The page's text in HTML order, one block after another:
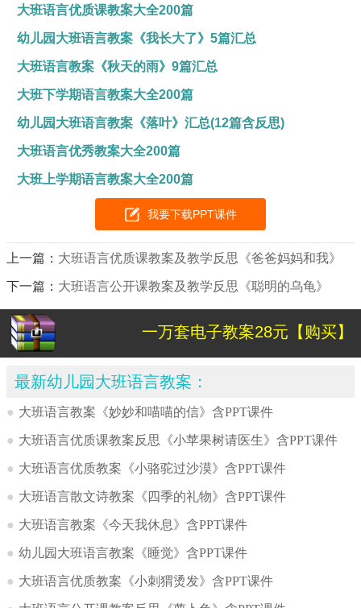
大班语言优质课教案大全200篇
幼儿园大班语言教案《我长大了》5篇汇总
大班语言教案《秋天的雨》9篇汇总
大班下学期语言教案大全200篇
幼儿园大班语言教案《落叶》汇总(12篇含反思)
大班语言优秀教案大全200篇
大班上学期语言教案大全200篇
我要下载PPT课件
上一篇： 大班语言优质课教案及教学反思《爸爸妈妈和我》
下一篇： 大班语言公开课教案及教学反思《聪明的乌龟》
一万套电子教案28元【购买】
最新幼儿园大班语言教案：
● 大班语言教案《妙妙和喵喵的信》含PPT课件
● 大班语言优质课教案反思《小苹果树请医生》含PPT课件
● 大班语言优质教案《小骆驼过沙漠》含PPT课件
● 大班语言散文诗教案《四季的礼物》含PPT课件
● 大班语言教案《今天我休息》含PPT课件
● 幼儿园大班语言教案《睡觉》含PPT课件
● 大班语言优质教案《小刺猬烫发》含PPT课件